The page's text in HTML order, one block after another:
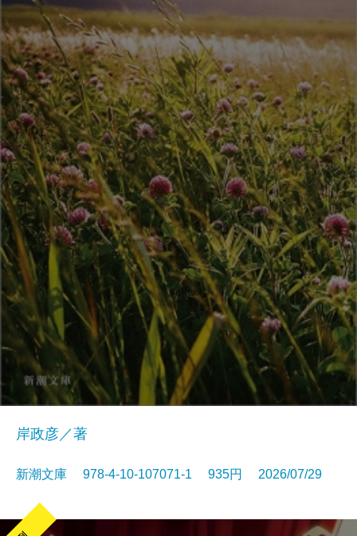
岸政彦／著
新潮文庫 978-4-10-107071-1 935円 2026/07/29